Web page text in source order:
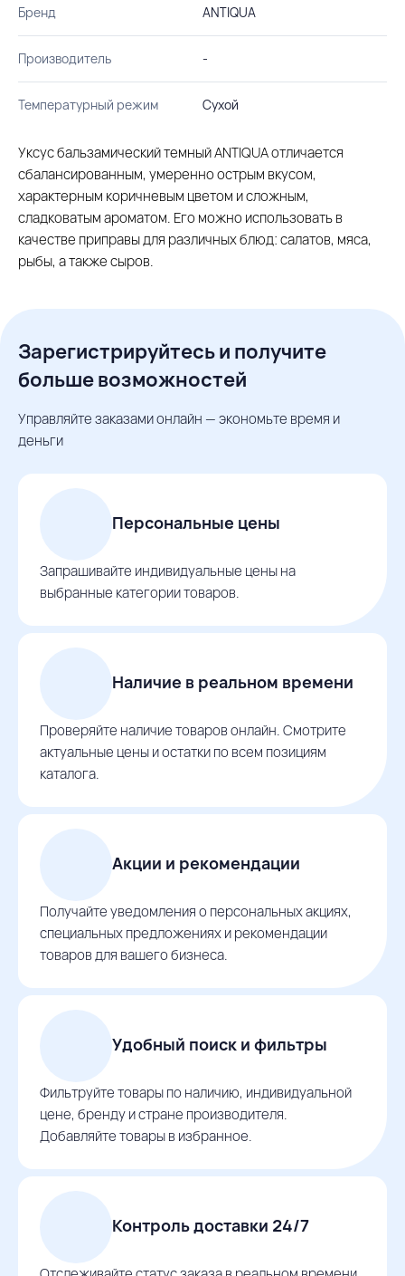
Бренд ANTIQUA
Производитель -
Температурный режим Сухой
Уксус бальзамический темный ANTIQUA отличается
сбалансированным, умеренно острым вкусом,
характерным коричневым цветом и сложным,
сладковатым ароматом. Его можно использовать в
качестве приправы для различных блюд: салатов, мяса,
рыбы, а также сыров.
Зарегистрируйтесь и получите
больше возможностей
Управляйте заказами онлайн — экономьте время и
деньги
Персональные цены
Запрашивайте индивидуальные цены на
выбранные категории товаров.
Наличие в реальном времени
Проверяйте наличие товаров онлайн. Смотрите
актуальные цены и остатки по всем позициям
каталога.
Акции и рекомендации
Получайте уведомления о персональных акциях,
специальных предложениях и рекомендации
товаров для вашего бизнеса.
Удобный поиск и фильтры
Фильтруйте товары по наличию, индивидуальной
цене, бренду и стране производителя.
Добавляйте товары в избранное.
Контроль доставки 24/7